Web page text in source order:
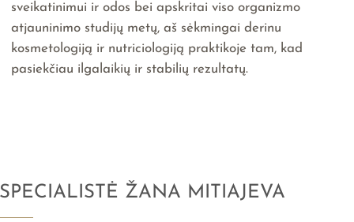
sveikatinimui ir odos bei apskritai viso organizmo
atjauninimo studijų metų, aš sėkmingai derinu
kosmetologiją ir nutriciologiją praktikoje tam, kad
pasiekčiau ilgalaikių ir stabilių rezultatų.
SPECIALISTĖ ŽANA MITIAJEVA